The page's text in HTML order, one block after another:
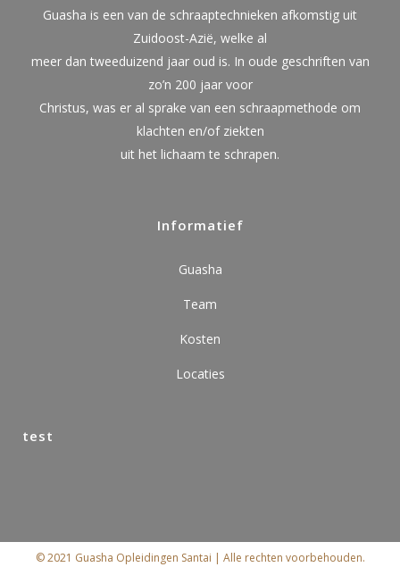
Guasha is een van de schraaptechnieken afkomstig uit
Zuidoost-Azië, welke al
meer dan tweeduizend jaar oud is. In oude geschriften van
zo’n 200 jaar voor
Christus, was er al sprake van een schraapmethode om
klachten en/of ziekten
uit het lichaam te schrapen.
Informatief
Guasha
Team
Kosten
Locaties
test
© 2021 Guasha Opleidingen Santai | Alle rechten voorbehouden.